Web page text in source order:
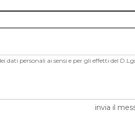
personali ai sensi e per gli effetti del